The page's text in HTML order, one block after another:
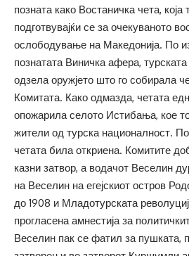
позната како Востаничка чета, која
подготвувајќи се за очекуваното
ослободување на Македонија. По
познатата Виничка афера,
одзела оружјето што го собирала
Комитата. Како одмазда, четата
опожарила селото Истибања, кое
жители од турска националност.
четата била откриена. Комитите
казни затвор, а водачот Веселин
на Веселин на егејскиот остров
до 1908 и Младотурската
прогласена амнестија за
Веселин пак се фатил за пушката,